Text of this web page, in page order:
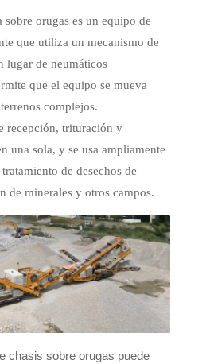
orugas es un equipo de
que utiliza un mecanismo de
lugar de neumáticos
que el equipo se mueva
complejos.
recepción, trituración y
una sola, y se usa ampliamente
de desechos de
de minerales y otros campos.
chasis sobre orugas puede